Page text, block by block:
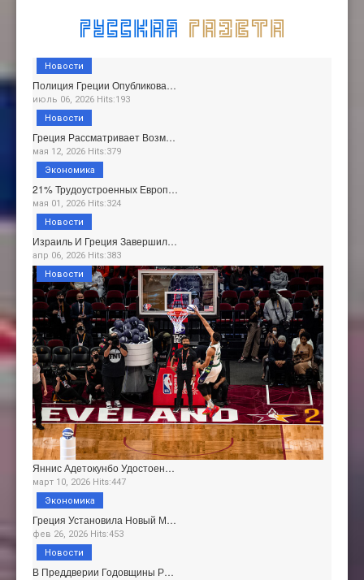
Полиция Греции Опубликова…
июль 06, 2026 Hits:193
Новости
Греция Рассматривает Возм…
мая 12, 2026 Hits:379
Новости
21% Трудоустроенных Европ…
мая 01, 2026 Hits:324
Экономика
Израиль И Греция Завершил…
апр 06, 2026 Hits:383
Новости
Яннис Адетокунбо Удостоен…
март 10, 2026 Hits:447
Новости
Греция Установила Новый М…
фев 26, 2026 Hits:453
Экономика
В Преддверии Годовщины Р…
Новости